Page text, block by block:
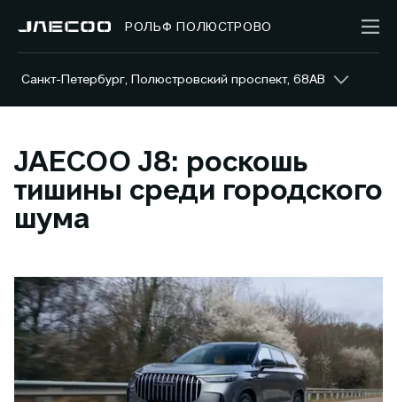
РОЛЬФ ПОЛЮСТРОВО
Санкт-Петербург, Полюстровский проспект, 68АВ
JAECOO J8: роскошь
тишины среди городского
шума